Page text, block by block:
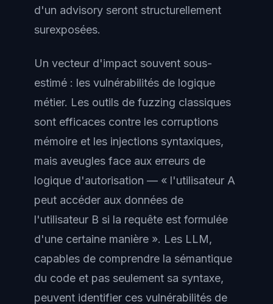
d'un advisory seront structurellement
surexposées.
Un vecteur d'impact souvent sous-
estimé : les vulnérabilités de logique
métier. Les outils de fuzzing classiques
sont efficaces contre les corruptions
mémoire et les injections syntaxiques,
mais aveugles face aux erreurs de
logique d'autorisation — « l'utilisateur A
peut accéder aux données de
l'utilisateur B si la requête est formulée
d'une certaine manière ». Les LLM,
capables de comprendre la sémantique
du code et pas seulement sa syntaxe,
peuvent identifier ces vulnérabilités de